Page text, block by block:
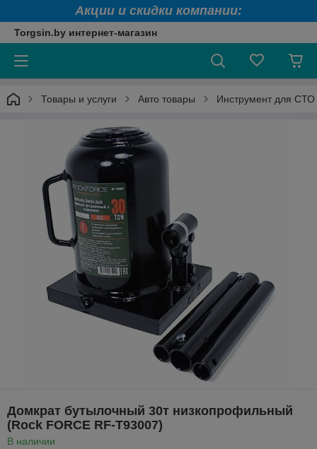
Акции и скидки компании:
Torgsin.by интернет-магазин
Товары и услуги Авто товары Инструмент для СТО
Домкрат бутылочный 30т низкопрофильный
(Rock FORCE RF-T93007)
В наличии